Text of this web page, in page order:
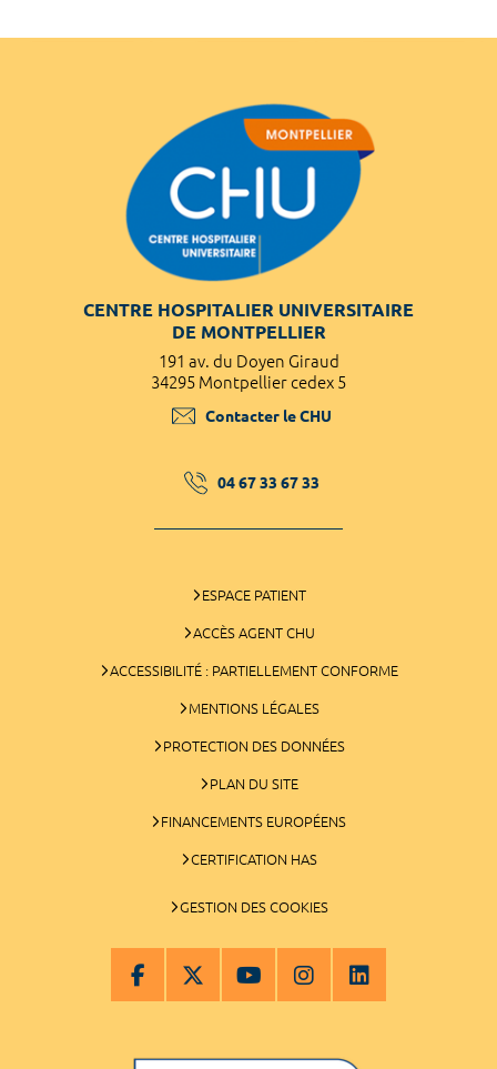
CENTRE HOSPITALIER UNIVERSITAIRE
DE MONTPELLIER
191 av. du Doyen Giraud
34295 Montpellier cedex 5
Contacter le CHU
04 67 33 67 33
ESPACE PATIENT
ACCÈS AGENT CHU
ACCESSIBILITÉ : PARTIELLEMENT CONFORME
MENTIONS LÉGALES
PROTECTION DES DONNÉES
PLAN DU SITE
FINANCEMENTS EUROPÉENS
CERTIFICATION HAS
GESTION DES COOKIES